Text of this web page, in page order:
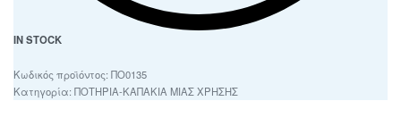
IN STOCK
ΠΟ0135
Κατηγορία: ΠΟΤΗΡΙΑ-ΚΑΠΑΚΙΑ ΜΙΑΣ ΧΡΗΣΗΣ